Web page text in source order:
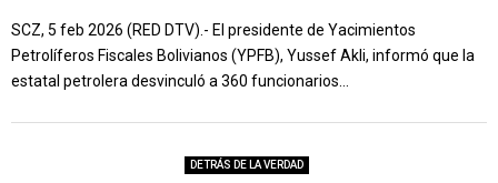
SCZ, 5 feb 2026 (RED DTV).- El presidente de Yacimientos
Petrolíferos Fiscales Bolivianos (YPFB), Yussef Akli, informó que la
estatal petrolera desvinculó a 360 funcionarios...
DETRÁS DE LA VERDAD